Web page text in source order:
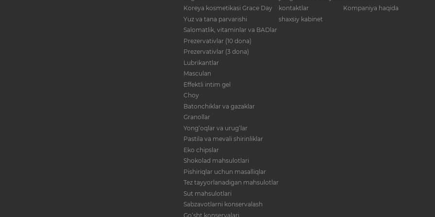
Koreya kosmetikasi Grace Day
Yuz va tana parvarishi
Salomatlik, vitaminlar va BADlar
Prezervativlar (10 dona)
Prezervativlar (3 dona)
Lubrikantlar
Masculan
Effektli intim gel
Choy
Batonchiklar va gazaklar
Granollar
Yong‘oqlar va urug‘lar
Pastila va mevali shirinliklar
Eko chipslar
Shokolad mahsulotlari
Pishiriqlar uchun masalliqlar
Tez tayyorlanadigan mahsulotlar
Sut mahsulotlari
Sabzavotlarni konservalash
Go‘sht konservalari
kontaktlar
shaxsiy kabinet
Kompaniya haqida